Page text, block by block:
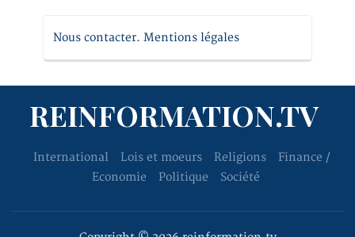
Nous contacter. Mentions légales
REINFORMATION.TV
International Lois et moeurs Religions
Finance /
Economie
Politique Société